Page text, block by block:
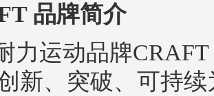
品牌简介
力运动品牌CRAFT
新、突破、可持